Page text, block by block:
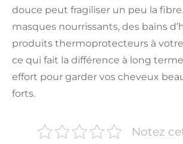
douce peut fragiliser un peu la
masques nourrissants, des bains
produits thermoprotecteurs à votre
ce qui fait la différence à long
effort pour garder vos cheveux
forts.
Notez